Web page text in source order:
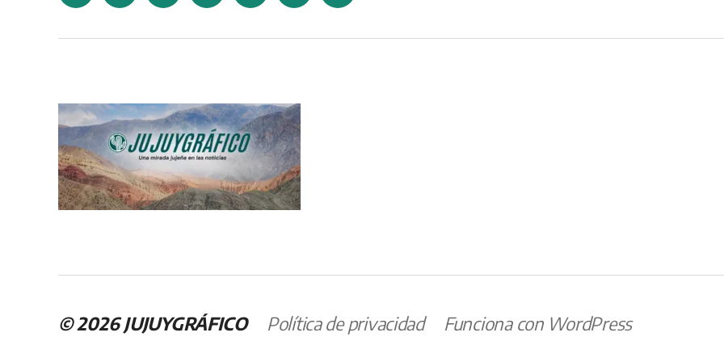
© 2026JUJUYGRÁFICO Política de privacidad Funciona con WordPress